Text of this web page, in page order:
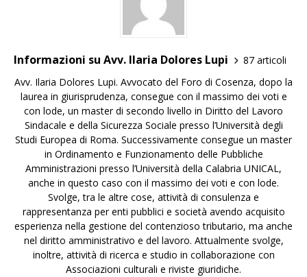
Informazioni su Avv. Ilaria Dolores Lupi
87 articoli
Avv. Ilaria Dolores Lupi. Avvocato del Foro di Cosenza, dopo la
laurea in giurisprudenza, consegue con il massimo dei voti e
con lode, un master di secondo livello in Diritto del Lavoro
Sindacale e della Sicurezza Sociale presso l’Università degli
Studi Europea di Roma. Successivamente consegue un master
in Ordinamento e Funzionamento delle Pubbliche
Amministrazioni presso l’Università della Calabria UNICAL,
anche in questo caso con il massimo dei voti e con lode.
Svolge, tra le altre cose, attività di consulenza e
rappresentanza per enti pubblici e società avendo acquisito
esperienza nella gestione del contenzioso tributario, ma anche
nel diritto amministrativo e del lavoro. Attualmente svolge,
inoltre, attività di ricerca e studio in collaborazione con
Associazioni culturali e riviste giuridiche.